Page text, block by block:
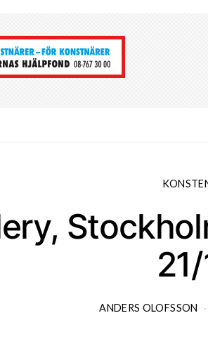
ANDERS OLOFSSON